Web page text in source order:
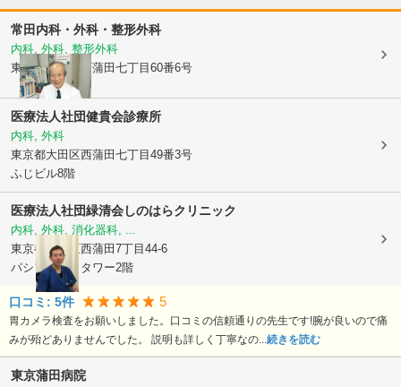
常田内科・外科・整形外科
内科, 外科, 整形外科
東京都大田区
西蒲田七丁目60番6号
医療法人社団健貴会診療所
内科, 外科
東京都大田区西蒲田七丁目49番3号
ふじビル8階
医療法人社団緑清会しのはらクリニック
内科, 外科, 消化器科, ...
東京都大田区西蒲田7丁目44-6
パシフィックタワー2階
口コミ: 5件 5
胃カメラ検査をお願いしました。口コミの信頼通りの先生です!腕が良いので痛
みが殆どありませんでした。 説明も詳しく丁寧なの...続きを読む
東京蒲田病院